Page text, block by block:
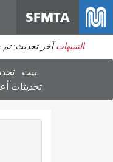
SFMTA
التنبيهات آخر تحديث: تم
بيت
تحديثات